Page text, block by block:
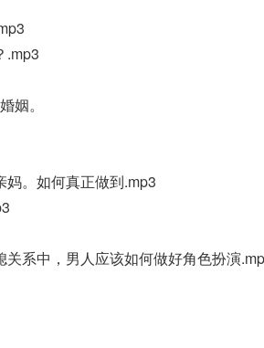
.mp3
姻。
妈。如何真正做到.mp3
关系中，男人应该如何做好角色扮演